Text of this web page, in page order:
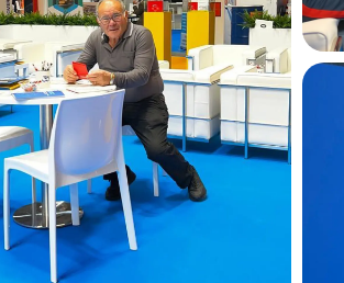
Condividilo